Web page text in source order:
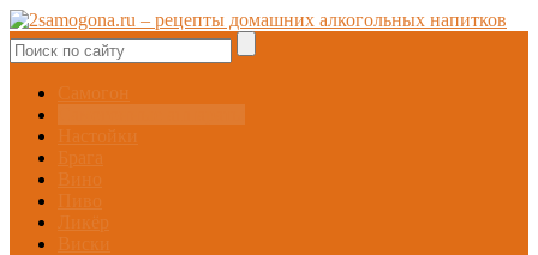
Самогон
Настойки
Брага
Вино
Пиво
Ликёр
Виски